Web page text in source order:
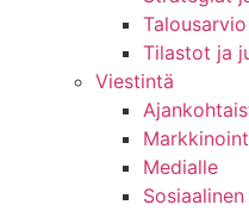
Tilastot ja
Viestintä
Medialle